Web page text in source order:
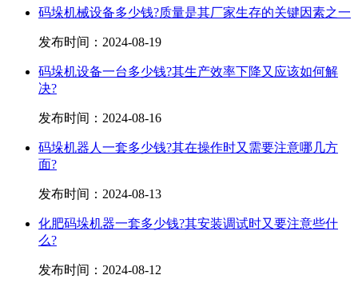
码垛机械设备多少钱?质量是其厂家生存的关键因素之一
发布时间： 2024-08-19
码垛机设备一台多少钱?其生产效率下降又应该如何解
决?
发布时间： 2024-08-16
码垛机器人一套多少钱?其在操作时又需要注意哪几方
面?
发布时间： 2024-08-13
化肥码垛机器一套多少钱?其安装调试时又要注意些什
么?
发布时间： 2024-08-12